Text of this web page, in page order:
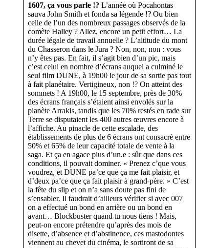
1607, ça vous parle !? L’année où Pocahontas
sauva John Smith et fonda sa légende !? Ou bien
celle de l’un des nombreux passages observés de la
comète Halley ? Allez, encore un petit effort… La
durée légale de travail annuelle ? L’altitude du mont
du Chasseron dans le Jura ? Non, non, non : vous
n’y êtes pas. En fait, il s’agit bien d’un pic, mais
c’est celui en nombre d’écrans auquel a culminé le
seul film DUNE, à 19h00 le jour de sa sortie pas tout
à fait planétaire. Vertigineux, non !? On atteint des
sommets ! A 19h00, le 15 septembre, près de 30%
des écrans français s’étaient ainsi envolés sur la
planète Arrakis, tandis que les 70% restés en rade sur
Terre se disputaient les 400 autres œuvres encore à
l’affiche. Au pinacle de cette escalade, des
établissements de plus de 6 écrans ont consacré entre
50% et 65% de leur capacité totale de vente à la
saga. Et ça en agace plus d’un.e : sûr que dans ces
conditions, il pouvait dominer. « Prenez c’que vous
voudrez, et DUNE pa’ce que ça me fait plaisir, et
d’deux pa’ce que ça fait plaisir à grand-père. » C’est
la fête du slip et on n’a sans doute pas fini de
s’ensabler. Il faudrait d’ailleurs vérifier si avec 007
on a effectué un bond en arrière ou un bond en
avant… Blockbuster quand tu nous tiens ! Mais,
peut-on encore prétendre qu’après des mois de
disette, d’absence et d’abstinence, ces mastodontes
viennent au chevet du cinéma, le sortiront de sa